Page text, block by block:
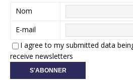
Nom
E-mail
I agree to my submitted data
receive newsletters